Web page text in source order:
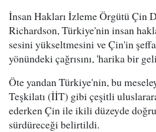
İnsan Hakları İzleme Örgütü Çin
Richardson, Türkiye'nin insan
sesini yükseltmesini ve Çin'in
yönündeki çağrısını, 'harika bir
Öte yandan Türkiye'nin, bu
Teşkilatı (İİT) gibi çeşitli
ederken Çin ile ikili düzeyde
sürdüreceği belirtildi.